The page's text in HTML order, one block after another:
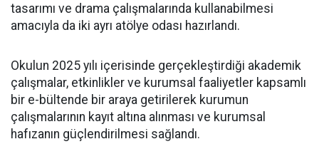
tasarımı ve drama çalışmalarında kullanabilmesi
amacıyla da iki ayrı atölye odası hazırlandı.
Okulun 2025 yılı içerisinde gerçekleştirdiği akademik
çalışmalar, etkinlikler ve kurumsal faaliyetler kapsamlı
bir e-bültende bir araya getirilerek kurumun
çalışmalarının kayıt altına alınması ve kurumsal
hafızanın güçlendirilmesi sağlandı.